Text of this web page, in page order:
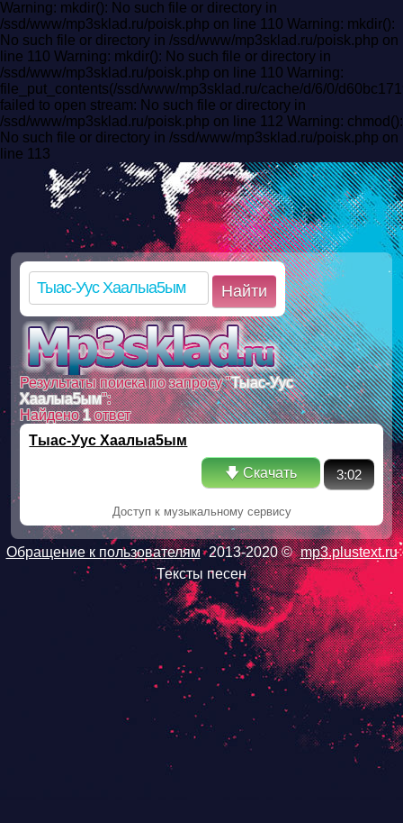
Warning: mkdir(): No such file or directory in
/ssd/www/mp3sklad.ru/poisk.php on line 110 Warning: mkdir():
No such file or directory in /ssd/www/mp3sklad.ru/poisk.php on
line 110 Warning: mkdir(): No such file or directory in
/ssd/www/mp3sklad.ru/poisk.php on line 110 Warning:
file_put_contents(/ssd/www/mp3sklad.ru/cache/d/6/0/
failed to open stream: No such file or directory in
/ssd/www/mp3sklad.ru/poisk.php on line 112 Warning: chmod():
No such file or directory in /ssd/www/mp3sklad.ru/poisk.php on
line 113
Найти
Результаты поиска по запросу "Тыас-Уус
Хаалыа5ым":
Найдено1ответ
Тыас-Уус Хаалыа5ым
🡇 Скачать 3:02
Доступ к музыкальному сервису
Обращение к пользователям 2013-2020 © mp3.plustext.ru
Тексты песен